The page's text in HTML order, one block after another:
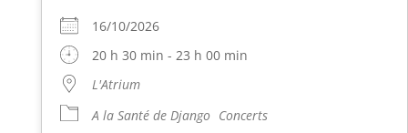
16/10/2026
20 h 30 min - 23 h 00 min
L'Atrium
A la Santé de Django Concerts